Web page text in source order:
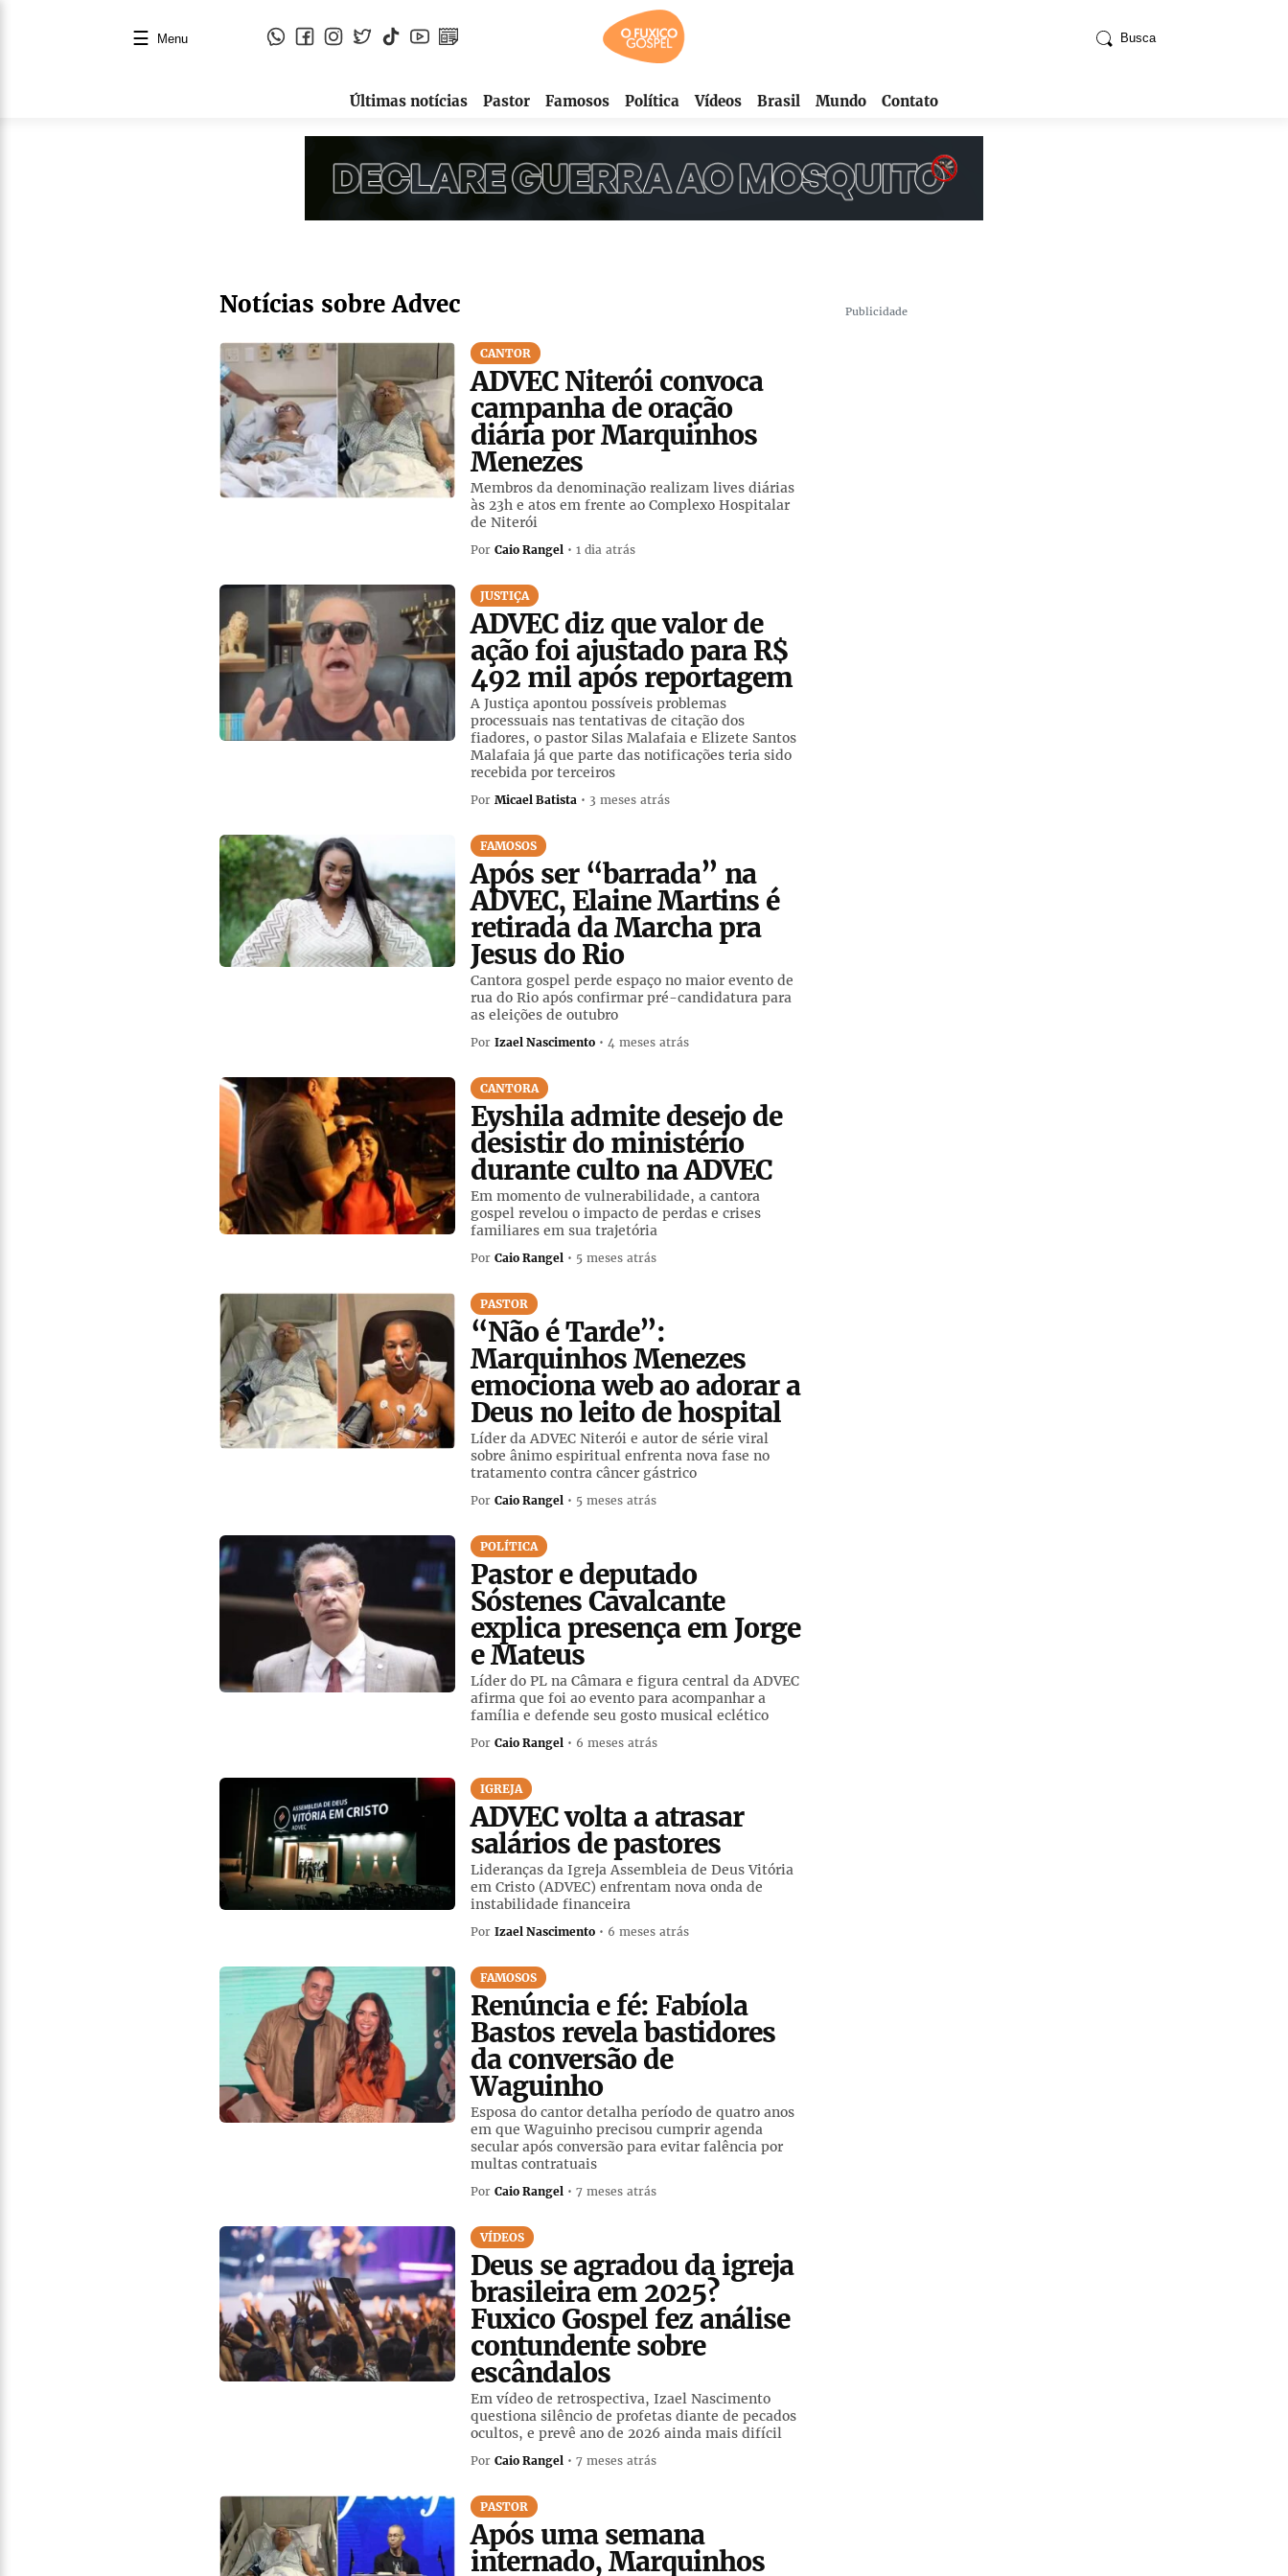
☰ Menu Busca
Últimas notícias Pastor Famosos Política Vídeos Brasil Mundo Contato
Notícias sobre Advec
CANTOR
ADVEC Niterói convoca
campanha de oração
diária por Marquinhos
Menezes
Membros da denominação realizam lives diárias
às 23h e atos em frente ao Complexo Hospitalar
de Niterói
PorCaio Rangel • 1 dia atrás
JUSTIÇA
ADVEC diz que valor de
ação foi ajustado para R$
492 mil após reportagem
A Justiça apontou possíveis problemas
processuais nas tentativas de citação dos
fiadores, o pastor Silas Malafaia e Elizete Santos
Malafaia já que parte das notificações teria sido
recebida por terceiros
PorMicael Batista • 3 meses atrás
FAMOSOS
Após ser “barrada” na
ADVEC, Elaine Martins é
retirada da Marcha pra
Jesus do Rio
Cantora gospel perde espaço no maior evento de
rua do Rio após confirmar pré-candidatura para
as eleições de outubro
PorIzael Nascimento • 4 meses atrás
CANTORA
Eyshila admite desejo de
desistir do ministério
durante culto na ADVEC
Em momento de vulnerabilidade, a cantora
gospel revelou o impacto de perdas e crises
familiares em sua trajetória
PorCaio Rangel • 5 meses atrás
PASTOR
“Não é Tarde”:
Marquinhos Menezes
emociona web ao adorar a
Deus no leito de hospital
Líder da ADVEC Niterói e autor de série viral
sobre ânimo espiritual enfrenta nova fase no
tratamento contra câncer gástrico
PorCaio Rangel • 5 meses atrás
POLÍTICA
Pastor e deputado
Sóstenes Cavalcante
explica presença em Jorge
e Mateus
Líder do PL na Câmara e figura central da ADVEC
afirma que foi ao evento para acompanhar a
família e defende seu gosto musical eclético
PorCaio Rangel • 6 meses atrás
IGREJA
ADVEC volta a atrasar
salários de pastores
Lideranças da Igreja Assembleia de Deus Vitória
em Cristo (ADVEC) enfrentam nova onda de
instabilidade financeira
PorIzael Nascimento • 6 meses atrás
FAMOSOS
Renúncia e fé: Fabíola
Bastos revela bastidores
da conversão de
Waguinho
Esposa do cantor detalha período de quatro anos
em que Waguinho precisou cumprir agenda
secular após conversão para evitar falência por
multas contratuais
PorCaio Rangel • 7 meses atrás
VÍDEOS
Deus se agradou da igreja
brasileira em 2025?
Fuxico Gospel fez análise
contundente sobre
escândalos
Em vídeo de retrospectiva, Izael Nascimento
questiona silêncio de profetas diante de pecados
ocultos, e prevê ano de 2026 ainda mais difícil
PorCaio Rangel • 7 meses atrás
PASTOR
Após uma semana
internado, Marquinhos
Publicidade